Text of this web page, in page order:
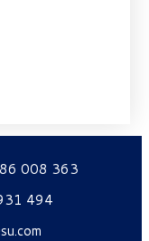
008 363
494